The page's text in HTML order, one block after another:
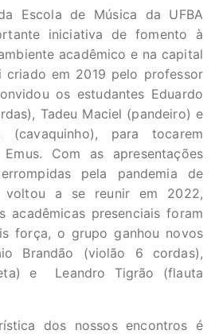
Escola de Música da UFBA
iniciativa de fomento à
acadêmico e na capital
criado em 2019 pelo professor
os estudantes Eduardo
Tadeu Maciel (pandeiro) e
(cavaquinho), para tocarem
Com as apresentações
pela pandemia de
voltou a se reunir em 2022,
acadêmicas presenciais foram
força, o grupo ganhou novos
Brandão (violão 6 cordas),
e Leandro Tigrão (flauta
dos nossos encontros é